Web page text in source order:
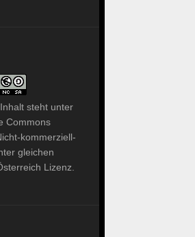
steht unter
Commons
kommerziell-
gleichen
Lizenz